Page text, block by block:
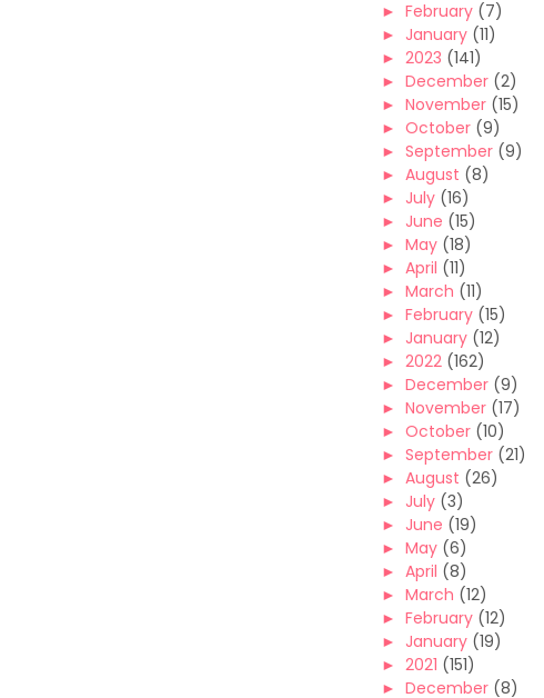
► February (7)
► January (11)
► 2023 (141)
► December (2)
► November (15)
► October (9)
► September (9)
► August (8)
► July (16)
► June (15)
► May (18)
► April (11)
► March (11)
► February (15)
► January (12)
► 2022 (162)
► December (9)
► November (17)
► October (10)
► September (21)
► August (26)
► July (3)
► June (19)
► May (6)
► April (8)
► March (12)
► February (12)
► January (19)
► 2021 (151)
► December (8)